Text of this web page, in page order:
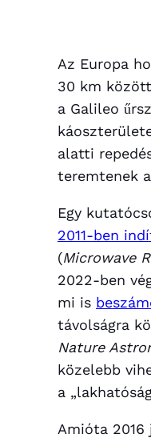
Az Europa
30 km
a Galileo
alatti
teremtenek
Egy
2011-ben
(Microwave
2022-ben
mi is
távolságra
Nature
közelebb
a
Amióta 2016